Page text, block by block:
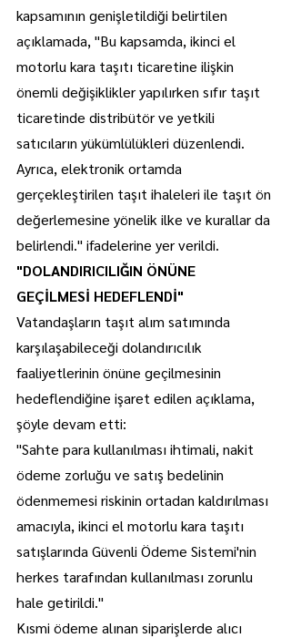
kapsamının genişletildiği belirtilen
açıklamada, "Bu kapsamda, ikinci el
motorlu kara taşıtı ticaretine ilişkin
önemli değişiklikler yapılırken sıfır taşıt
ticaretinde distribütör ve yetkili
satıcıların yükümlülükleri düzenlendi.
Ayrıca, elektronik ortamda
gerçekleştirilen taşıt ihaleleri ile taşıt ön
değerlemesine yönelik ilke ve kurallar da
belirlendi." ifadelerine yer verildi.
"DOLANDIRICILIĞIN ÖNÜNE
GEÇİLMESİ HEDEFLENDİ"
Vatandaşların taşıt alım satımında
karşılaşabileceği dolandırıcılık
faaliyetlerinin önüne geçilmesinin
hedeflendiğine işaret edilen açıklama,
şöyle devam etti:
"Sahte para kullanılması ihtimali, nakit
ödeme zorluğu ve satış bedelinin
ödenmemesi riskinin ortadan kaldırılması
amacıyla, ikinci el motorlu kara taşıtı
satışlarında Güvenli Ödeme Sistemi'nin
herkes tarafından kullanılması zorunlu
hale getirildi."
Kısmi ödeme alınan siparişlerde alıcı